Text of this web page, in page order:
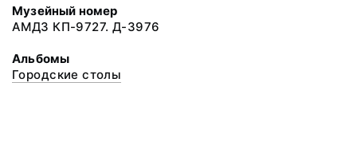
Музейный номер
АМДЗ КП-9727. Д-3976
Альбомы
Городские столы